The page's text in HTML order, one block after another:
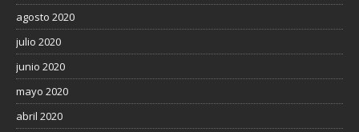
agosto 2020
julio 2020
junio 2020
mayo 2020
abril 2020